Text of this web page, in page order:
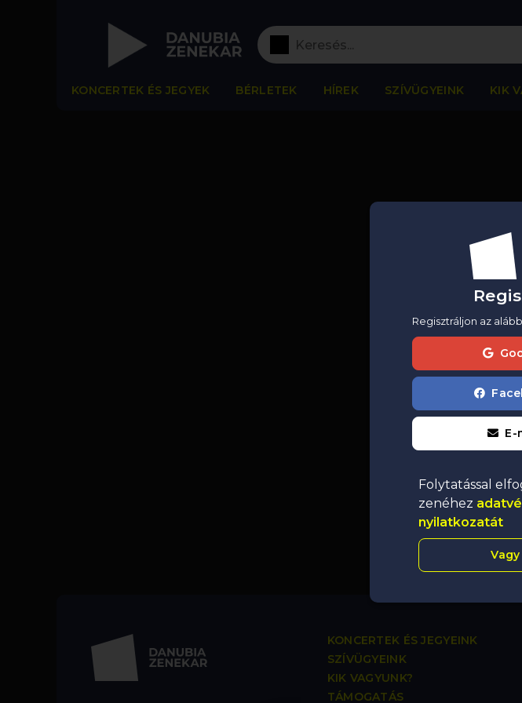
KONCERTEK ÉS JEGYEK BÉRLETEK HÍREK SZÍVÜGYEINK KIK
Regisztráljon az
E-
Folytatással
zenéhez
nyilatkozatát
KONCERTEK ÉS JEGYEINK
SZÍVÜGYEINK
KIK VAGYUNK?
TÁMOGATÁS